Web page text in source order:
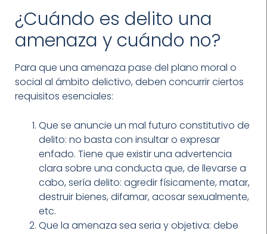
¿Cuándo es delito una
amenaza y cuándo no?
Para que una amenaza pase del plano moral o
social al ámbito delictivo, deben concurrir ciertos
requisitos esenciales:
Que se anuncie un mal futuro constitutivo de
delito: no basta con insultar o expresar
enfado. Tiene que existir una advertencia
clara sobre una conducta que, de llevarse a
cabo, sería delito: agredir físicamente, matar,
destruir bienes, difamar, acosar sexualmente,
etc.
Que la amenaza sea seria y objetiva: debe